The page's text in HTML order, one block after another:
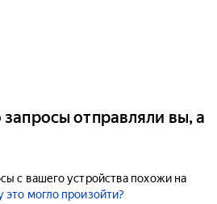
отправляли вы, а
с вашего устройства похожи на
это могло произойти?